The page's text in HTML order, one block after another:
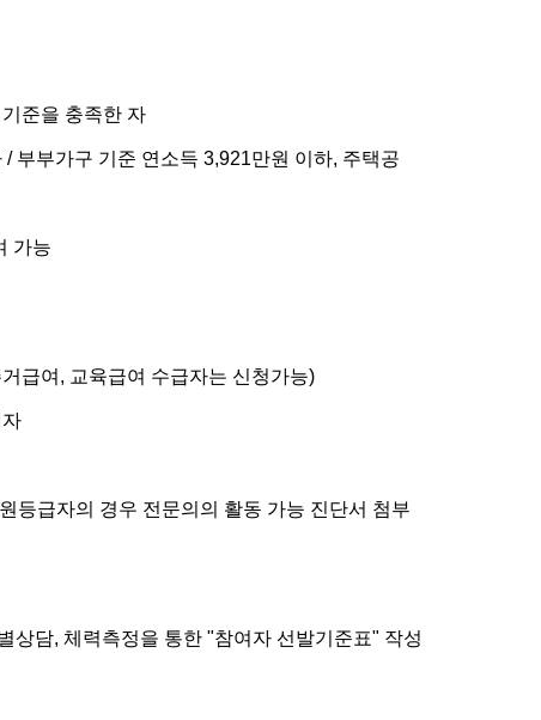
준을 충족한 자
/ 부부가구 기준 연소득 3,921만원 이하, 주택공
가능
급여 , 교육급여 수급자는 신청가능)
등급자의 경우 전문의의 활동 가능 진단서 첨부
상담, 체력측정을 통한 "참여자 선발기준표" 작성